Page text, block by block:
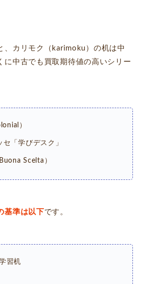
、カリモク（karimoku）の机は中
に中古でも買取期待値の高いシリー
）
「学びデスク」
Scelta）
基準は以下 です。
習机